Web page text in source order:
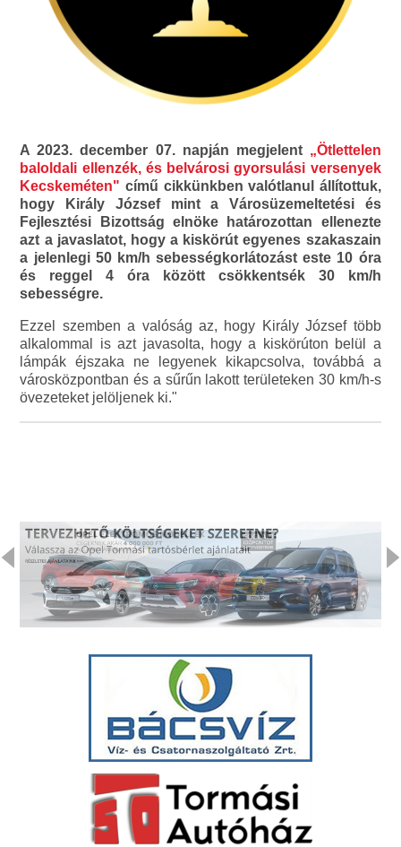
A 2023. december 07. napján megjelent „Ötlettelen
baloldali ellenzék, és belvárosi gyorsulási versenyek
Kecskeméten" című cikkünkben valótlanul állítottuk,
hogy Király József mint a Városüzemeltetési és
Fejlesztési Bizottság elnöke határozottan ellenezte
azt a javaslatot, hogy a kiskörút egyenes szakaszain
a jelenlegi 50 km/h sebességkorlátozást este 10 óra
és reggel 4 óra között csökkentsék 30 km/h
sebességre.
Ezzel szemben a valóság az, hogy Király József több
alkalommal is azt javasolta, hogy a kiskörúton belül a
lámpák éjszaka ne legyenek kikapcsolva, továbbá a
városközpontban és a sűrűn lakott területeken 30 km/h-s
övezeteket jelöljenek ki."